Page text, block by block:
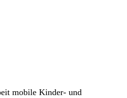
mobile Kinder- und